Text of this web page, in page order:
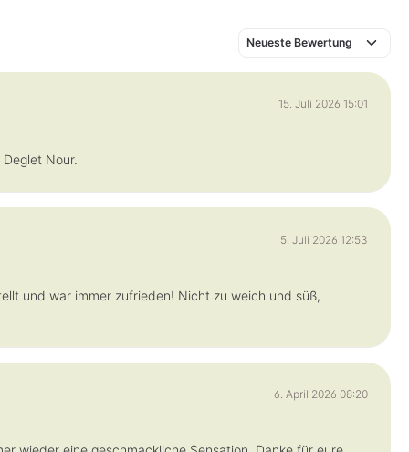
15. Juli 2026 15:01
Nour.
5. Juli 2026 12:53
und war immer zufrieden! Nicht zu weich und süß,
6. April 2026 08:20